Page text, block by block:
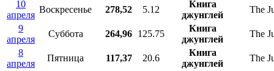
10
апреля
Воскресенье 278,52 5.12
Книга
джунглей
The
9
апреля
Суббота 264,96 125.75
Книга
джунглей
The
8
апреля
Пятница 117,37 20.6
Книга
джунглей
The